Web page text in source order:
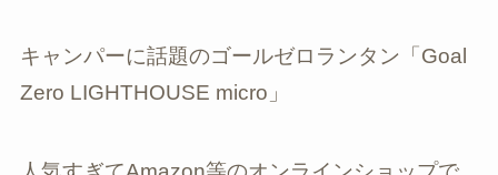
キャンパーに話題のゴールゼロランタン「Goal
Zero LIGHTHOUSE micro」